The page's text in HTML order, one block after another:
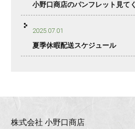
小野口商店のパンフレット見て
2025.07.01
夏季休暇配送スケジュール
株式会社 小野口商店